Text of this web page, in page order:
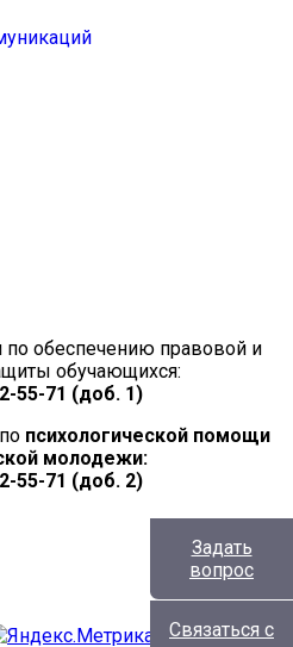
по обеспечению правовой и
обучающихся:
55-71 (доб. 1)
психологической помощи
молодежи:
55-71 (доб. 2)
Задать
вопрос
Связаться с